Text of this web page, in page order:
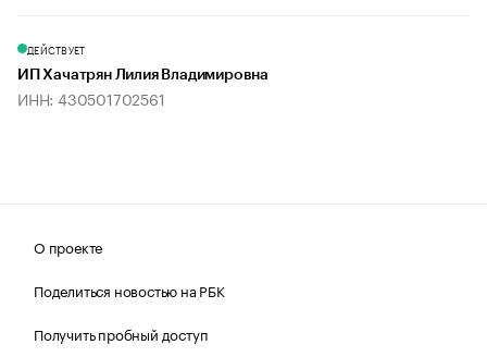
ДЕЙСТВУЕТ
ИП Хачатрян Лилия Владимировна
ИНН: 430501702561
О проекте
Поделиться новостью на РБК
Получить пробный доступ